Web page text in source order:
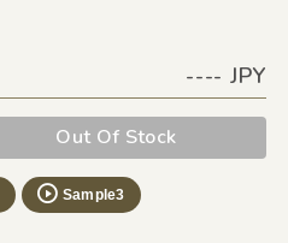
---- JPY
Out Of Stock
Sample3